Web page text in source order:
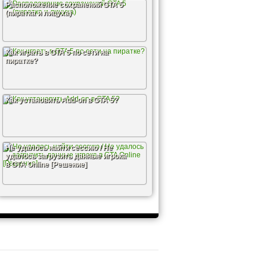
Расположение сохранений GTA 5
(пиратка и лицуха)
Как играть в GTA 5 по сети на
пиратке?
Как установить Add-on в GTA 5?
Не удалось найти сессию / Не
удалось загрузить данные игрока
в GTA Online [Решение]